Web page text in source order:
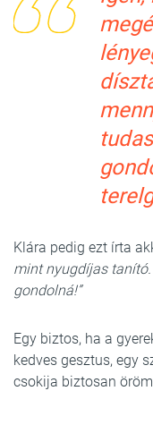
Klára pedig ezt írta
mint nyugdíjas
gondolná!”
Egy biztos, ha a
kedves gesztus, egy
csokija biztosan